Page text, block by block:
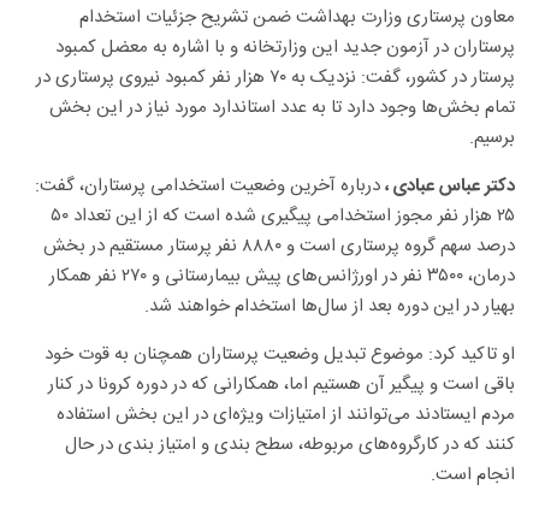
معاون پرستاری وزارت بهداشت ضمن تشریح جزئیات استخدام
پرستاران در آزمون جدید این وزارتخانه و با اشاره به معضل کمبود
پرستار در کشور، گفت: نزدیک به ۷۰ هزار نفر کمبود نیروی پرستاری در
تمام بخش‌ها وجود دارد تا به عدد استاندارد مورد نیاز در این بخش
برسیم.
دکتر عباس عبادی ،درباره آخرین وضعیت استخدامی پرستاران، گفت:
۲۵ هزار نفر مجوز استخدامی پیگیری شده است که از این تعداد ۵۰
درصد سهم گروه پرستاری است و ۸۸۸۰ نفر پرستار مستقیم در بخش
درمان، ۳۵۰۰ نفر در اورژانس‌های پیش بیمارستانی و ۲۷۰ نفر همکار
بهیار در این دوره بعد از سال‌ها استخدام خواهند شد.
او تاکید کرد: موضوع تبدیل وضعیت پرستاران همچنان به قوت خود
باقی است و پیگیر آن هستیم اما، همکارانی که در دوره کرونا در کنار
مردم ایستادند می‌توانند از امتیازات ویژه‌ای در این بخش استفاده
کنند که در کارگروه‌های مربوطه، سطح بندی و امتیاز بندی در حال
انجام است.